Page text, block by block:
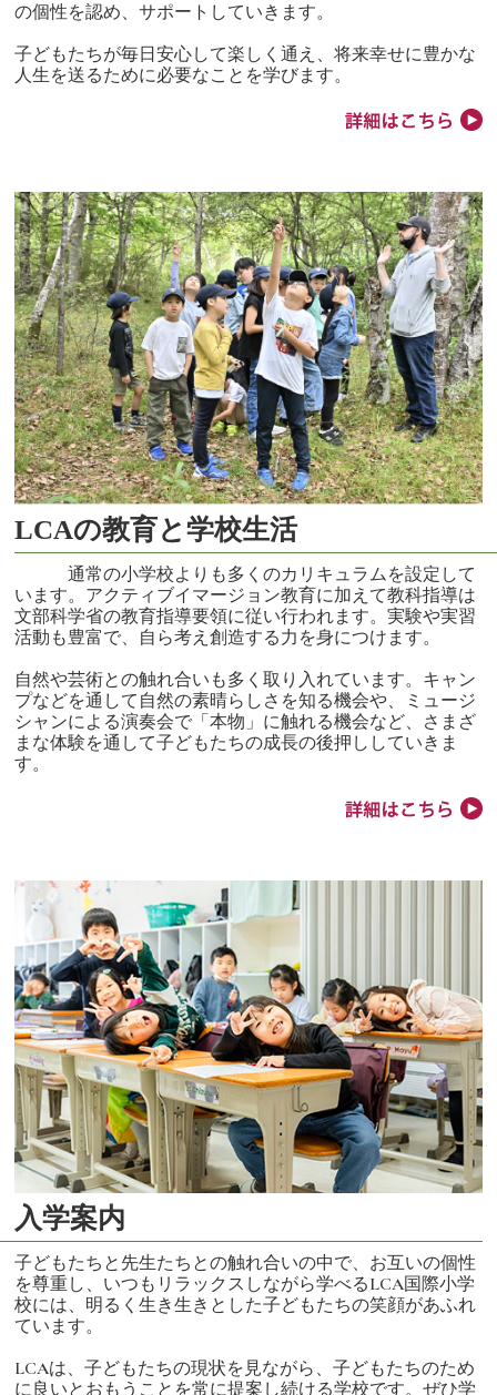
の個性を認め、サポートしていきます。
子どもたちが毎日安心して楽しく通え、将来幸せに豊かな
人生を送るために必要なことを学びます。
LCAの教育と学校生活
通常の小学校よりも多くのカリキュラムを設定して
います。アクティブイマージョン教育に加えて教科指導は
文部科学省の教育指導要領に従い行われます。実験や実習
活動も豊富で、自ら考え創造する力を身につけます。
自然や芸術との触れ合いも多く取り入れています。キャン
プなどを通して自然の素晴らしさを知る機会や、ミュージ
シャンによる演奏会で「本物」に触れる機会など、さまざ
まな体験を通して子どもたちの成長の後押ししていきま
す。
入学案内
子どもたちと先生たちとの触れ合いの中で、お互いの個性
を尊重し、いつもリラックスしながら学べるLCA国際小学
校には、明るく生き生きとした子どもたちの笑顔があふれ
ています。
LCAは、子どもたちの現状を見ながら、子どもたちのため
に良いとおもうことを常に提案し続ける学校です。ぜひ学